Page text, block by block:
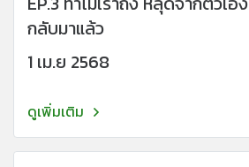
กลับมาแล้ว
1 เม.ย 2568
ดูเพิ่มเติม